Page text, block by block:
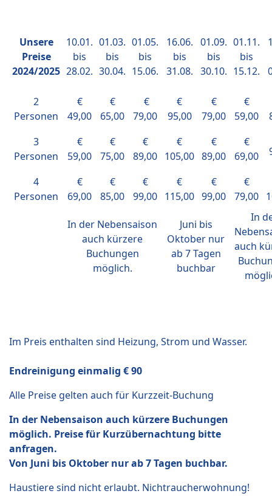
Unsere
Preise
2024/2025
10.01.
bis
28.02.
01.03.
bis
30.04.
01.05.
bis
15.06.
16.06.
bis
31.08.
01.09.
bis
30.10.
01.11.
bis
15.12.
2
Personen
€
49,00
€
65,00
€
79,00
€
95,00
€
79,00
€
59,00
3
Personen
€
59,00
€
75,00
€
89,00
€
105,00
€
89,00
€
69,00
4
Personen
€
69,00
€
85,00
€
99,00
€
115,00
€
99,00
€
79,00
In der Nebensaison
auch kürzere
Buchungen
möglich.
Juni bis
Oktober nur
ab 7 Tagen
buchbar
In
auch
Im Preis enthalten sind Heizung, Strom und Wasser.
Endreinigung einmalig € 90
Alle Preise gelten auch für Kurzzeit-Buchung
In der Nebensaison auch kürzere Buchungen
möglich. Preise für Kurzübernachtung bitte
anfragen.
Von Juni bis Oktober nur ab 7 Tagen buchbar.
Haustiere sind nicht erlaubt. Nichtraucherwohnung!